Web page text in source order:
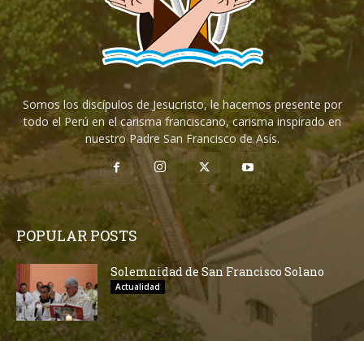
Somos los discípulos de Jesucristo, le hacemos presente por
todo el Perú en el carisma franciscano, carisma inspirado en
nuestro Padre San Francisco de Asís.
POPULAR POSTS
Solemnidad de San Francisco Solano
Actualidad